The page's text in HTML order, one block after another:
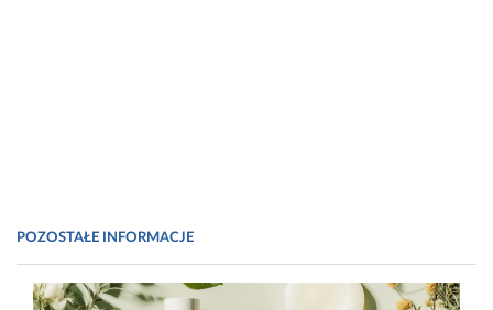
POZOSTAŁE INFORMACJE